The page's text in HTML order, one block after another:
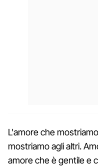
L'amore che
mostriamo agli altri.
amore che è gentile e